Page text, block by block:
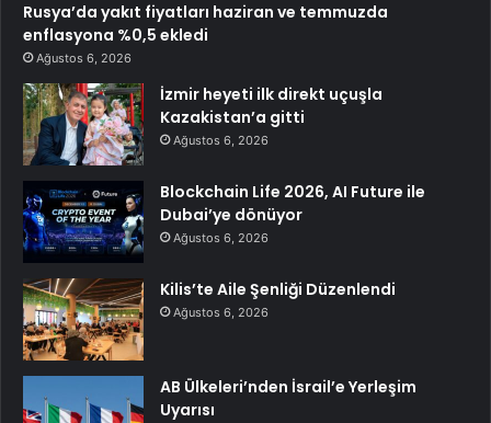
Rusya’da yakıt fiyatları haziran ve temmuzda
enflasyona %0,5 ekledi
Ağustos 6, 2026
İzmir heyeti ilk direkt uçuşla
Kazakistan’a gitti
Ağustos 6, 2026
Blockchain Life 2026, AI Future ile
Dubai’ye dönüyor
Ağustos 6, 2026
Kilis’te Aile Şenliği Düzenlendi
Ağustos 6, 2026
AB Ülkeleri’nden İsrail’e Yerleşim
Uyarısı